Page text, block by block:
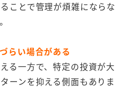
ことで管理が煩雑にならな
らい場合がある
る一方で、特定の投資が大
ーンを抑える側面もありま